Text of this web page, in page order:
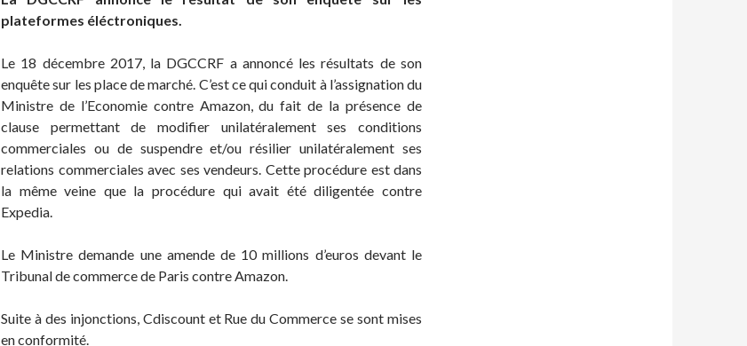
plateformes éléctroniques.
Le 18 décembre 2017, la DGCCRF a annoncé les résultats de son
enquête sur les place de marché. C’est ce qui conduit à l’assignation du
Ministre de l’Economie contre Amazon, du fait de la présence de
clause permettant de modifier unilatéralement ses conditions
commerciales ou de suspendre et/ou résilier unilatéralement ses
relations commerciales avec ses vendeurs. Cette procédure est dans
la même veine que la procédure qui avait été diligentée contre
Expedia.
Le Ministre demande une amende de 10 millions d’euros devant le
Tribunal de commerce de Paris contre Amazon.
Suite à des injonctions, Cdiscount et Rue du Commerce se sont mises
en conformité.